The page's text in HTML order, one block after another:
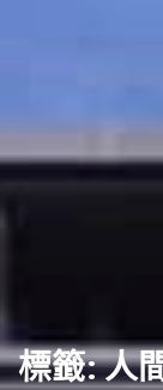
標籤:人